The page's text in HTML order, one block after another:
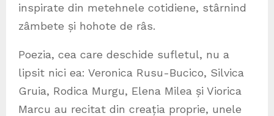
inspirate din metehnele cotidiene, stârnind
zâmbete și hohote de râs.
Poezia, cea care deschide sufletul, nu a
lipsit nici ea: Veronica Rusu-Bucico, Silvica
Gruia, Rodica Murgu, Elena Milea și Viorica
Marcu au recitat din creația proprie, unele